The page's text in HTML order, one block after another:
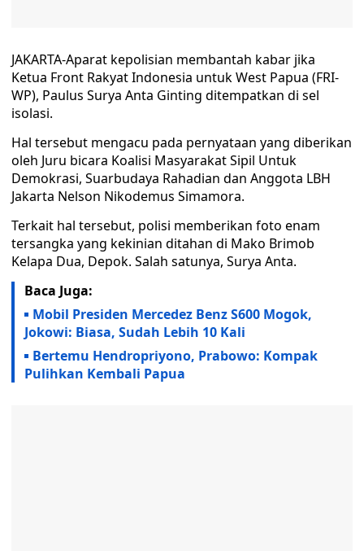
JAKARTA-Aparat kepolisian membantah kabar jika
Ketua Front Rakyat Indonesia untuk West Papua (FRI-
WP), Paulus Surya Anta Ginting ditempatkan di sel
isolasi.
Hal tersebut mengacu pada pernyataan yang diberikan
oleh Juru bicara Koalisi Masyarakat Sipil Untuk
Demokrasi, Suarbudaya Rahadian dan Anggota LBH
Jakarta Nelson Nikodemus Simamora.
Terkait hal tersebut, polisi memberikan foto enam
tersangka yang kekinian ditahan di Mako Brimob
Kelapa Dua, Depok. Salah satunya, Surya Anta.
Baca Juga:
Mobil Presiden Mercedez Benz S600 Mogok,
Jokowi: Biasa, Sudah Lebih 10 Kali
Bertemu Hendropriyono, Prabowo: Kompak
Pulihkan Kembali Papua